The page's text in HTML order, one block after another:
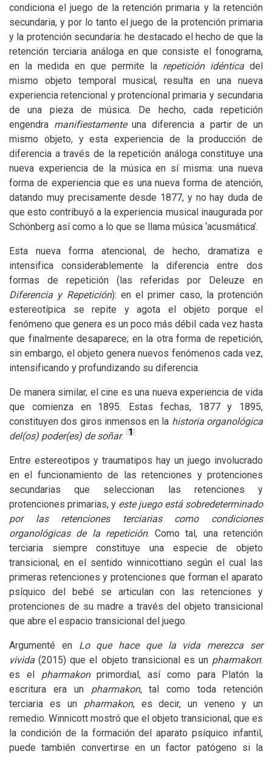
condiciona el juego de la retención primaria y la retención
secundaria, y por lo tanto el juego de la protención primaria
y la protención secundaria: he destacado el hecho de que la
retención terciaria análoga en que consiste el fonograma,
en la medida en que permite la repetición idéntica del
mismo objeto temporal musical, resulta en una nueva
experiencia retencional y protencional primaria y secundaria
de una pieza de música. De hecho, cada repetición
engendra manifiestamenteuna diferencia a partir de un
mismo objeto, y esta experiencia de la producción de
diferencia a través de la repetición análoga constituye una
nueva experiencia de la música en sí misma: una nueva
forma de experiencia que es una nueva forma de atención,
datando muy precisamente desde 1877, y no hay duda de
que esto contribuyó a la experiencia musical inaugurada por
Schönberg así como a lo que se llama música ‘acusmática’.
Esta nueva forma atencional, de hecho, dramatiza e
intensifica considerablemente la diferencia entre dos
formas de repetición (las referidas por Deleuze en
Diferencia y Repetición): en el primer caso, la protención
estereotípica se repite y agota el objeto porque el
fenómeno que genera es un poco más débil cada vez hasta
que finalmente desaparece; en la otra forma de repetición,
sin embargo, el objeto genera nuevos fenómenos cada vez,
intensificando y profundizando su diferencia.
De manera similar, el cine es una nueva experiencia de vida
que comienza en 1895. Estas fechas, 1877 y 1895,
constituyen dos giros inmensos en la historia organológica
del(os) poder(es) de soñar. 1
Entre estereotipos y traumatipos hay un juego involucrado
en el funcionamiento de las retenciones y protenciones
secundarias que seleccionan las retenciones y
protenciones primarias, y este juego está sobredeterminado
por las retenciones terciarias como condiciones
organológicas de la repetición. Como tal, una retención
terciaria siempre constituye una especie de objeto
transicional, en el sentido winnicottiano según el cual las
primeras retenciones y protenciones que forman el aparato
psíquico del bebé se articulan con las retenciones y
protenciones de su madre a través del objeto transicional
que abre el espacio transicional del juego.
Argumenté en Lo que hace que la vida merezca ser
vivida (2015) que el objeto transicional es un pharmakon:
es el pharmakonprimordial, así como para Platón la
escritura era un pharmakon, tal como toda retención
terciaria es un pharmakon, es decir, un veneno y un
remedio. Winnicott mostró que el objeto transicional, que es
la condición de la formación del aparato psíquico infantil,
puede también convertirse en un factor patógeno si la